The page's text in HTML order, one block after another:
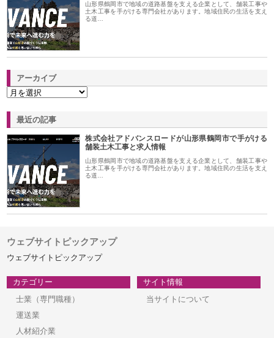
山形県鶴岡市で地域の道路基盤を支える企業として、舗装工事や
土木工事を手がける専門会社があります。地域住民の生活を支え
る道…
アーカイブ
最近の記事
株式会社アドバンスロードが山形県鶴岡市で手がける
舗装土木工事と求人情報
山形県鶴岡市で地域の道路基盤を支える企業として、舗装工事や
土木工事を手がける専門会社があります。地域住民の生活を支え
る道…
ウェブサイトピックアップ
ウェブサイトピックアップ
カテゴリー
士業（専門職種）
運送業
人材紹介業
サイト情報
当サイトについて